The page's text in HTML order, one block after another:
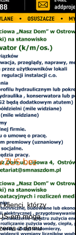
ZUS bez
klienci, którzy
em mogą
z domu